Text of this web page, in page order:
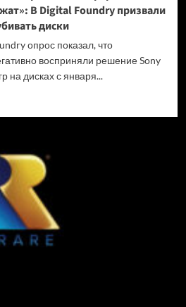
В Digital Foundry призвали
диски
опрос показал, что
восприняли решение Sony
на дисках с января...